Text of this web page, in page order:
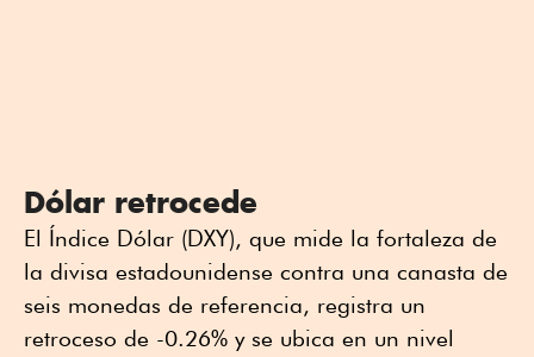
Dólar retrocede
El Índice Dólar (DXY), que mide la fortaleza de
la divisa estadounidense contra una canasta de
seis monedas de referencia, registra un
retroceso de -0.26% y se ubica en un nivel